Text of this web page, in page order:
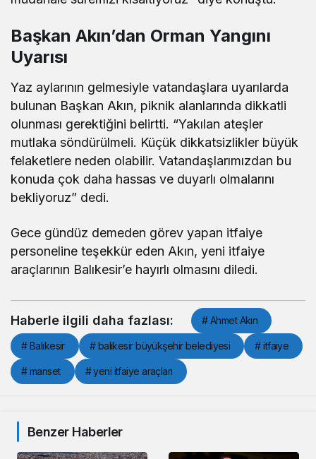
Başkan Akın’dan Orman Yangını
Uyarısı
Yaz aylarının gelmesiyle vatandaşlara uyarılarda
bulunan Başkan Akın, piknik alanlarında dikkatli
olunması gerektiğini belirtti. “Yakılan ateşler
mutlaka söndürülmeli. Küçük dikkatsizlikler büyük
felaketlere neden olabilir. Vatandaşlarımızdan bu
konuda çok daha hassas ve duyarlı olmalarını
bekliyoruz” dedi.
Gece gündüz demeden görev yapan itfaiye
personeline teşekkür eden Akın, yeni itfaiye
araçlarının Balıkesir’e hayırlı olmasını diledi.
Haberle ilgili daha fazlası: # Ahmet Akın
# Balıkesir # balıkesir büyükşehir belediyesi # itfaiye
# manset # yeni itfaiye araçları
Benzer Haberler